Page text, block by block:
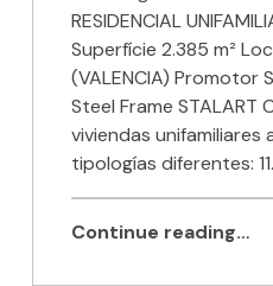
RESIDENCIAL
Superfície 2.385 m²
(VALENCIA) Promotor
Steel Frame STALART
viviendas
tipologías diferentes:
Continue reading…